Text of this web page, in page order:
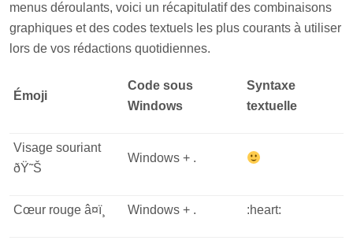
menus déroulants, voici un récapitulatif des combinaisons
graphiques et des codes textuels les plus courants à utiliser
lors de vos rédactions quotidiennes.
Émoji
Code sous
Windows
Syntaxe
textuelle
Visage souriant
ðŸ˜Š
Windows + .
Cœur rouge â¤ï¸ Windows + . :heart: